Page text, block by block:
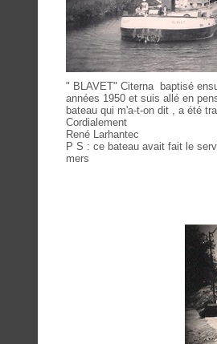
" BLAVET" Citerna baptisé
années 1950 et suis allé en
bateau qui m'a-t-on dit , a été
Cordialement
René Larhantec
P S : ce bateau avait fait le
mers